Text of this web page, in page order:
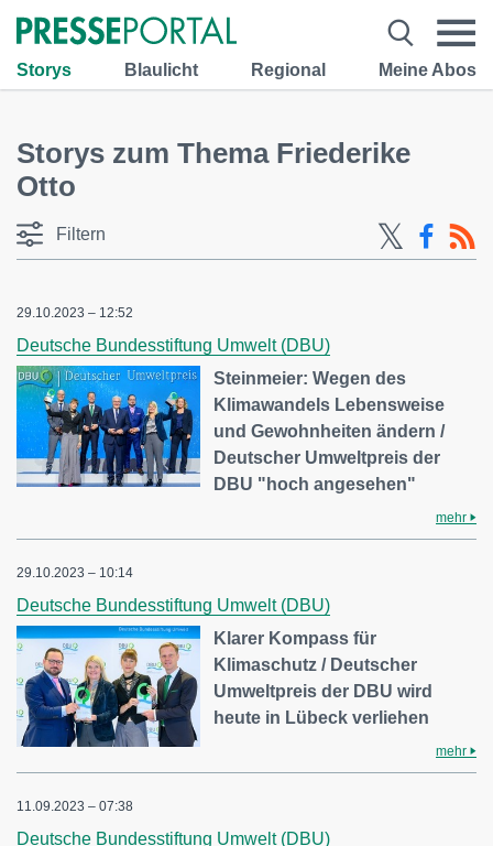
Storys Blaulicht Regional Meine Abos
Storys zum Thema Friederike
Otto
Filtern
29.10.2023 – 12:52
Deutsche Bundesstiftung Umwelt (DBU)
Steinmeier: Wegen des
Klimawandels Lebensweise
und Gewohnheiten ändern /
Deutscher Umweltpreis der
DBU "hoch angesehen"
mehr
29.10.2023 – 10:14
Deutsche Bundesstiftung Umwelt (DBU)
Klarer Kompass für
Klimaschutz / Deutscher
Umweltpreis der DBU wird
heute in Lübeck verliehen
mehr
11.09.2023 – 07:38
Deutsche Bundesstiftung Umwelt (DBU)